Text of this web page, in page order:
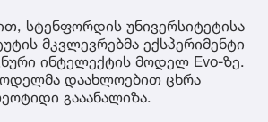
სტენფორდის უნივერსიტეტისა
მკვლევრებმა ექსპერიმენტი
ინტელექტის მოდელ Evo-ზე.
დაახლოებით ცხრა
გააანალიზა.